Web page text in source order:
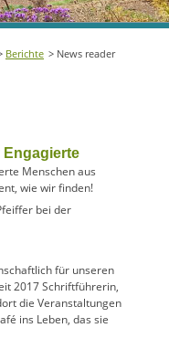
Berichte
News reader
Menschen aus
wie wir finden!
für unseren
2017 Schriftführerin,
die Veranstaltungen
ins Leben, das sie